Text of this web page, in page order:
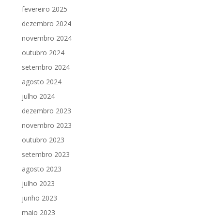
fevereiro 2025
dezembro 2024
novembro 2024
outubro 2024
setembro 2024
agosto 2024
julho 2024
dezembro 2023
novembro 2023
outubro 2023
setembro 2023
agosto 2023
julho 2023
junho 2023
maio 2023